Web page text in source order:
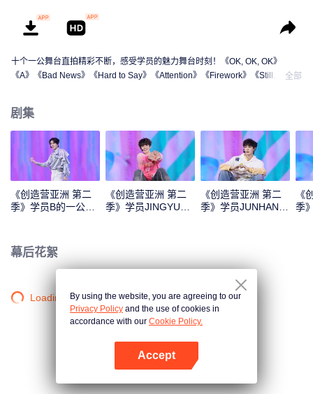
十个一公舞台直拍精彩不断，感受学员的魅力舞台时刻！《OK, OK, OK》
《A》《Bad News》《Hard to Say》《Attention》《Firework》《Still
全部
剧集
《创造营亚洲 第二
季》学员B的一公直
《创造营亚洲 第二
季》学员JINGYU的
《创造营亚洲 第二
季》学员JUNHAN的
《
季
幕后花絮
Loading…By using the website, you are agreeing to our
Privacy Policy and the use of cookies in
accordance with our Cookie Policy.
Accept